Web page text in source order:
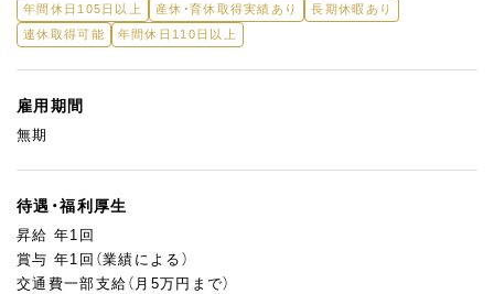
年間休日105日以上 産休・育休取得実績あり
長期休暇あり
連休取得可能
年間休日110日以上
雇用期間
無期
待遇・福利厚生
昇給 年1回
賞与 年1回（業績による）
交通費一部支給（月5万円まで）